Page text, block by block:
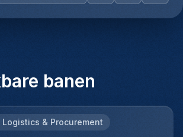
banen
& Procurement